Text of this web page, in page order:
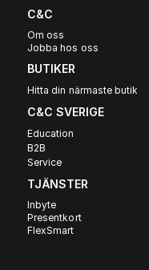
C&C
Om oss
Jobba hos oss
BUTIKER
Hitta din närmaste butik
C&C SVERIGE
Education
B2B
Service
TJÄNSTER
Inbyte
Presentkort
FlexSmart